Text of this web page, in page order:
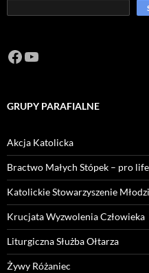
Facebook
https://
GRUPY PARAFIALNE
Akcja Katolicka
Bractwo Małych Stópek – pro life
Katolickie Stowarzyszenie
Krucjata Wyzwolenia Człowieka
Liturgiczna Służba Ołtarza
Żywy Różaniec